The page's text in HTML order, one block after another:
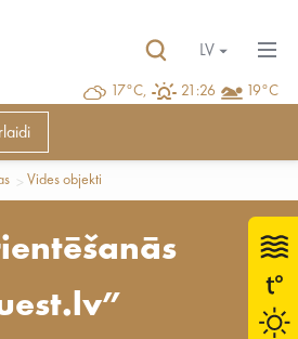
17°C, 21:26 19°C
LV
Vides objekti